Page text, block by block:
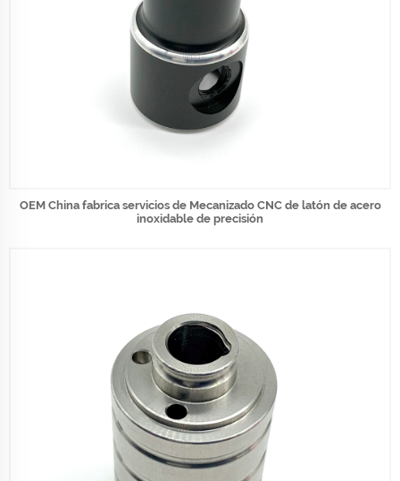
OEM China fabrica servicios de Mecanizado CNC de latón de acero
inoxidable de precisión